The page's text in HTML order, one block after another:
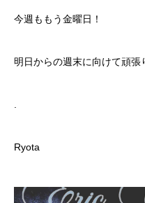
今週ももう金曜日！
明日からの週末に向けて頑張
Ryota